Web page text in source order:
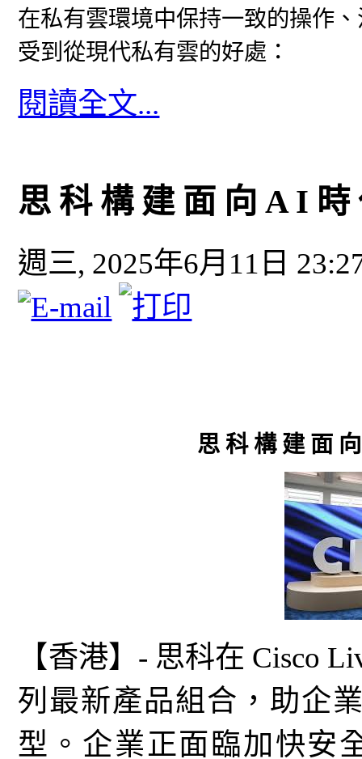
在私有雲環境中保持一致的操作
受到從現代私有雲的好處：
閱讀全文...
思 科 構 建 面 向 A I 時
週三, 2025年6月11日
思 科 構 建 面
【香港】- 思科在 Cisco
列最新產品組合，助企
型。企業正面臨加快安